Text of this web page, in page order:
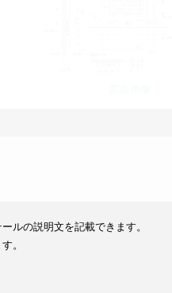
ルの説明文を記載できます。
。